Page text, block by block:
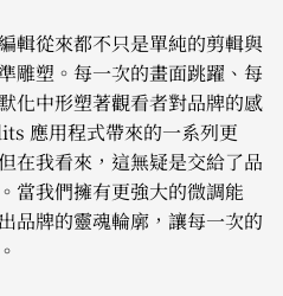
輯從來都不只是單純的剪輯與
雕塑。每一次的畫面跳躍、每
化中形塑著觀看者對品牌的感
應用程式帶來的一系列更
在我看來，這無疑是交給了品
當我們擁有更強大的微調能
品牌的靈魂輪廓，讓每一次的